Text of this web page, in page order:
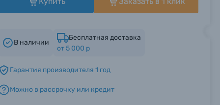
В наличии
Бесплатная доставка
от 5 000 р
Гарантия производителя 1 год
Можно в рассрочку или кредит